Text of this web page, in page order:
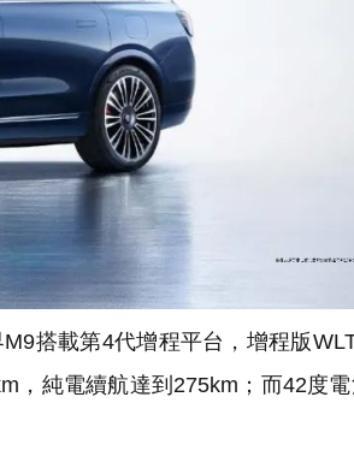
搭載第4代增程平台，增程版
，純電續航達到275km；而42度電